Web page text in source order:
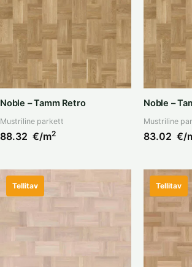
Noble – Tamm Retro
Mustriline parkett
88.32 €/m2
Noble –
Mustriline
83.02 €/
Tellitav Tellitav